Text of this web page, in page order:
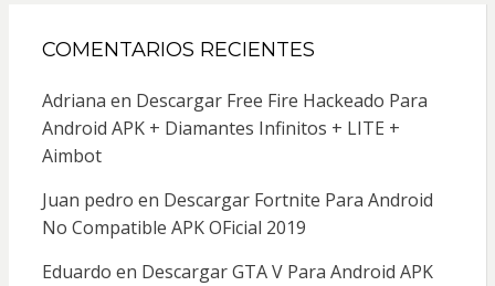
COMENTARIOS RECIENTES
Adriana en Descargar Free Fire Hackeado Para
Android APK + Diamantes Infinitos + LITE +
Aimbot
Juan pedro en Descargar Fortnite Para Android
No Compatible APK OFicial 2019
Eduardo en Descargar GTA V Para Android APK